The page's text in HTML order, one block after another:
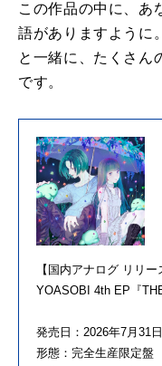
この作品の中に、あ
語がありますように
と一緒に、たくさん
です。
【国内アナログ リリー
YOASOBI 4th EP『
発売日：2026年7月31
形態：完全生産限定盤